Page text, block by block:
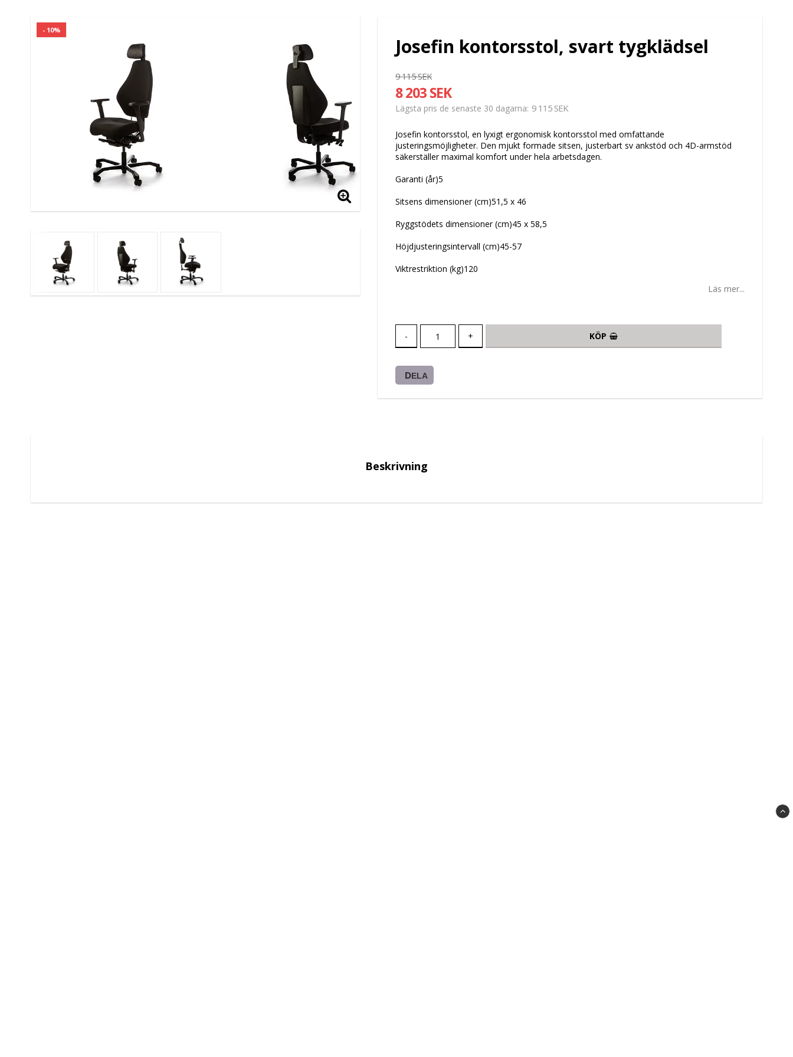
- 10%
Josefin kontorsstol, svart tygklädsel
9 115 SEK
8 203 SEK
Lägsta pris de senaste 30 dagarna 9 115 SEK
Josefin kontorsstol, en lyxigt ergonomisk kontorsstol med omfattande
justeringsmöjligheter. Den mjukt formade sitsen, justerbart sv ankstöd och 4D-armstöd
säkerställer maximal komfort under hela arbetsdagen.
Garanti (år)5
Sitsens dimensioner (cm)51,5 x 46
Ryggstödets dimensioner (cm)45 x 58,5
Höjdjusteringsintervall (cm)45-57
Viktrestriktion (kg)120
Läs mer...
- + KÖP
DELA
Beskrivning